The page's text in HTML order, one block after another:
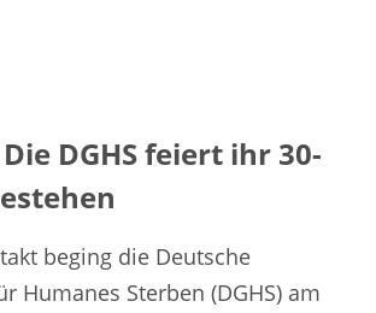
DGHS feiert ihr 30-
beging die Deutsche
Humanes Sterben (DGHS) am